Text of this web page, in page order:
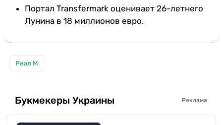
Портал Transfermark оценивает 26-летнего
Лунина в 18 миллионов евро.
Реал М
Букмекеры Украины Реклама